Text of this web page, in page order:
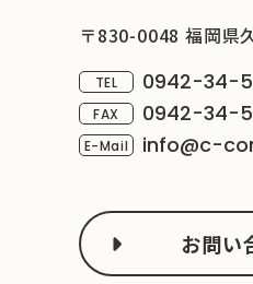
〒830-0048 福岡県
TEL 0942-34-
FAX 0942-34-
E-Mail info@c-
お問い